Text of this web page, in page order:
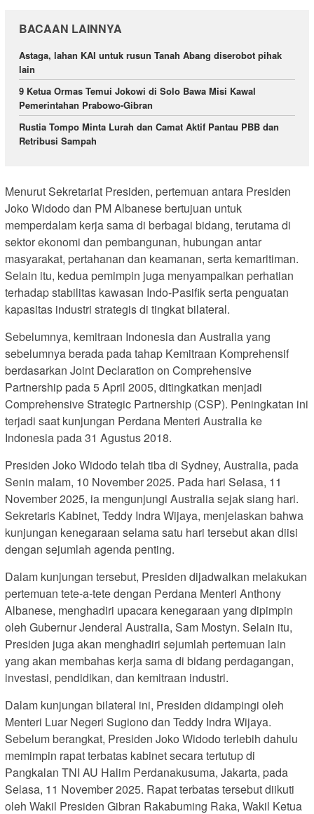
BACAAN LAINNYA
Astaga, lahan KAI untuk rusun Tanah Abang diserobot pihak
lain
9 Ketua Ormas Temui Jokowi di Solo Bawa Misi Kawal
Pemerintahan Prabowo-Gibran
Rustia Tompo Minta Lurah dan Camat Aktif Pantau PBB dan
Retribusi Sampah
Menurut Sekretariat Presiden, pertemuan antara Presiden
Joko Widodo dan PM Albanese bertujuan untuk
memperdalam kerja sama di berbagai bidang, terutama di
sektor ekonomi dan pembangunan, hubungan antar
masyarakat, pertahanan dan keamanan, serta kemaritiman.
Selain itu, kedua pemimpin juga menyampaikan perhatian
terhadap stabilitas kawasan Indo-Pasifik serta penguatan
kapasitas industri strategis di tingkat bilateral.
Sebelumnya, kemitraan Indonesia dan Australia yang
sebelumnya berada pada tahap Kemitraan Komprehensif
berdasarkan Joint Declaration on Comprehensive
Partnership pada 5 April 2005, ditingkatkan menjadi
Comprehensive Strategic Partnership (CSP). Peningkatan ini
terjadi saat kunjungan Perdana Menteri Australia ke
Indonesia pada 31 Agustus 2018.
Presiden Joko Widodo telah tiba di Sydney, Australia, pada
Senin malam, 10 November 2025. Pada hari Selasa, 11
November 2025, ia mengunjungi Australia sejak siang hari.
Sekretaris Kabinet, Teddy Indra Wijaya, menjelaskan bahwa
kunjungan kenegaraan selama satu hari tersebut akan diisi
dengan sejumlah agenda penting.
Dalam kunjungan tersebut, Presiden dijadwalkan melakukan
pertemuan tete-a-tete dengan Perdana Menteri Anthony
Albanese, menghadiri upacara kenegaraan yang dipimpin
oleh Gubernur Jenderal Australia, Sam Mostyn. Selain itu,
Presiden juga akan menghadiri sejumlah pertemuan lain
yang akan membahas kerja sama di bidang perdagangan,
investasi, pendidikan, dan kemitraan industri.
Dalam kunjungan bilateral ini, Presiden didampingi oleh
Menteri Luar Negeri Sugiono dan Teddy Indra Wijaya.
Sebelum berangkat, Presiden Joko Widodo terlebih dahulu
memimpin rapat terbatas kabinet secara tertutup di
Pangkalan TNI AU Halim Perdanakusuma, Jakarta, pada
Selasa, 11 November 2025. Rapat terbatas tersebut diikuti
oleh Wakil Presiden Gibran Rakabuming Raka, Wakil Ketua